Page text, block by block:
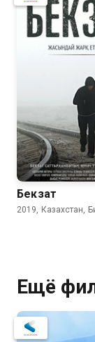
Бекзат
2019, Казахстан,
Ещё